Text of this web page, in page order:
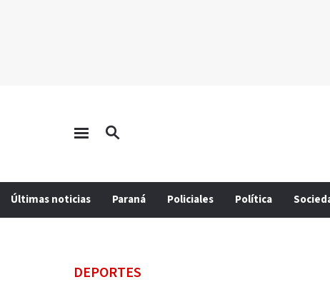
Últimas noticias Paraná Policiales Política
DEPORTES